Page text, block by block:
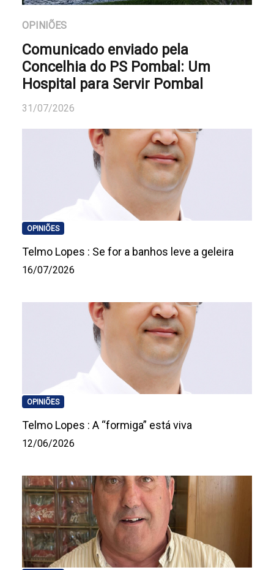
OPINIÕES
Comunicado enviado pela
Concelhia do PS Pombal: Um
Hospital para Servir Pombal
31/07/2026
OPINIÕES
Telmo Lopes : Se for a banhos leve a geleira
16/07/2026
OPINIÕES
Telmo Lopes : A “formiga” está viva
12/06/2026